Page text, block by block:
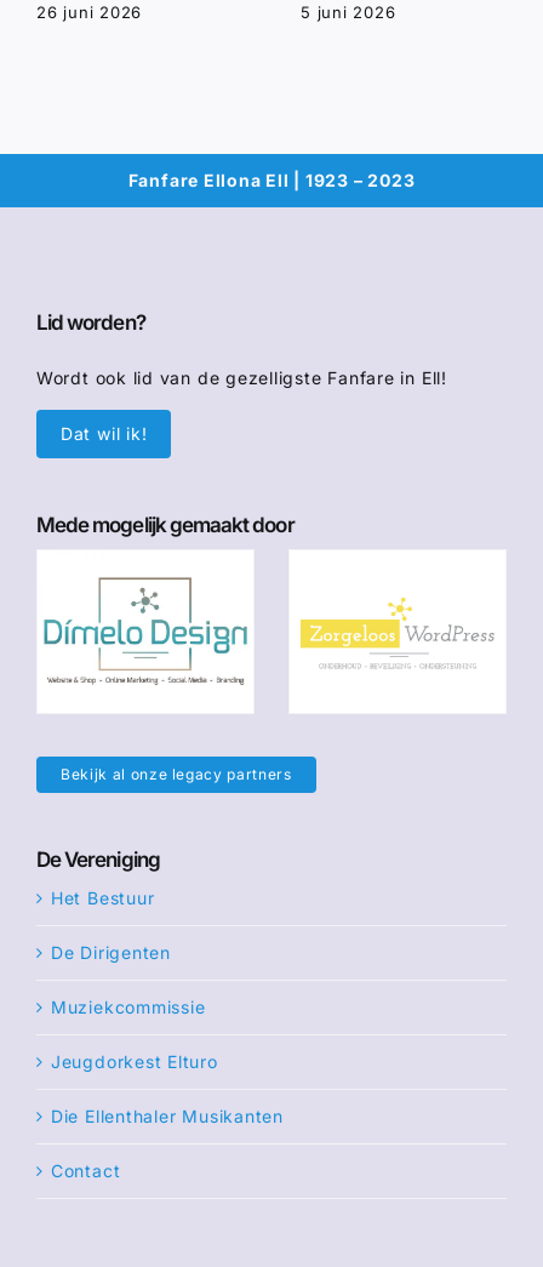
26 juni 2026 5 juni 2026
Fanfare Ellona Ell | 1923 – 2023
Lid worden?
Wordt ook lid van de gezelligste Fanfare in Ell!
Dat wil ik!
Mede mogelijk gemaakt door
Bekijk al onze legacy partners
De Vereniging
Het Bestuur
De Dirigenten
Muziekcommissie
Jeugdorkest Elturo
Die Ellenthaler Musikanten
Contact